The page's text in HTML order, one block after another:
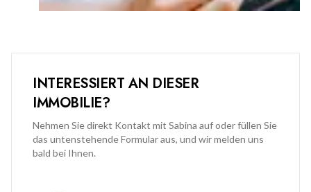
Please note (zones 2 & 3 of floor plan) are available for rental
request.
Contact BMI Group today to arrange a viewing and
experience this distinctive workspace firsthand.
INTERESSIERT AN DIESER
IMMOBILIE?
Nehmen Sie direkt Kontakt mit Sabina auf oder füllen Sie
das untenstehende Formular aus, und wir melden uns
bald bei Ihnen.